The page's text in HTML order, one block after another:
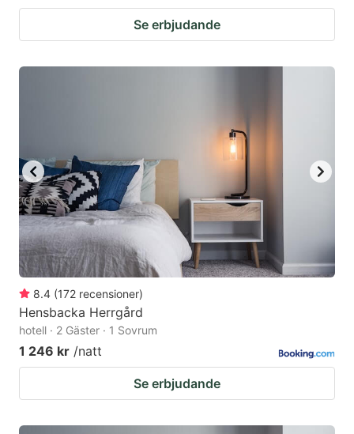
Se erbjudande
8.4 (172 recensioner)
Hensbacka Herrgård
hotell · 2 Gäster · 1 Sovrum
1 246 kr /natt
Se erbjudande